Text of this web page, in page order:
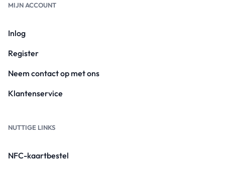
MIJN ACCOUNT
Inlog
Register
Neem contact op met ons
Klantenservice
NUTTIGE LINKS
NFC-kaartbestel